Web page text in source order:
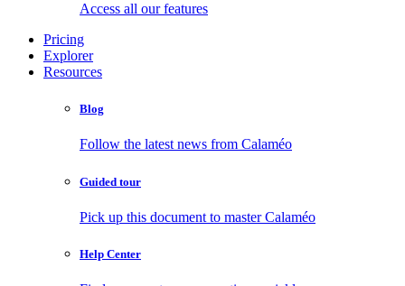
Access all our features
Pricing
Explorer
Resources
Blog
Follow the latest news from Calaméo
Guided tour
Pick up this document to master Calaméo
Help Center